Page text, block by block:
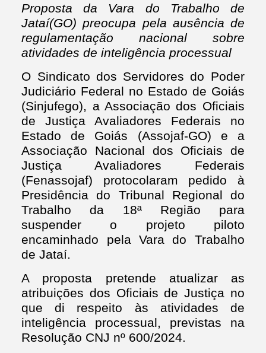
Proposta da Vara do Trabalho de
Jataí(GO) preocupa pela ausência de
regulamentação nacional sobre
atividades de inteligência processual
O Sindicato dos Servidores do Poder
Judiciário Federal no Estado de Goiás
(Sinjufego), a Associação dos Oficiais
de Justiça Avaliadores Federais no
Estado de Goiás (Assojaf-GO) e a
Associação Nacional dos Oficiais de
Justiça Avaliadores Federais
(Fenassojaf) protocolaram pedido à
Presidência do Tribunal Regional do
Trabalho da 18ª Região para
suspender o projeto piloto
encaminhado pela Vara do Trabalho
de Jataí.
A proposta pretende atualizar as
atribuições dos Oficiais de Justiça no
que di respeito às atividades de
inteligência processual, previstas na
Resolução CNJ nº 600/2024.